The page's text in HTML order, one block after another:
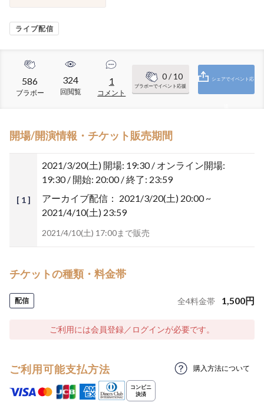
ライブ配信
586
ブラボー
324
回閲覧
1
コメント
0/ 10
ブラボーでイベント応援
シェアでイベント応
開場/開演情報・チケット販売期間
[ 1 ]
2021/3/20(土) 開場: 19:30 / オンライン開場:
19:30 / 開始: 20:00 / 終了: 23:59
アーカイブ配信： 2021/3/20(土) 20:00 ~
2021/4/10(土) 23:59
2021/4/10(土) 17:00まで販売
チケットの種類・料金帯
配信 全4料金帯 1,500円
ご利用には会員登録／ログインが必要です。
ご利用可能支払方法 購入方法について